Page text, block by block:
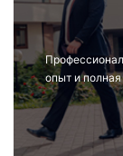
опыт и